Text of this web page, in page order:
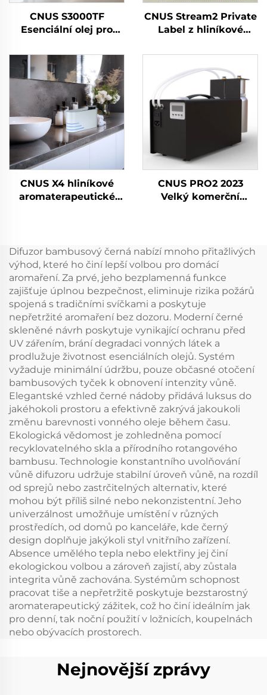
CNUS S3000TF
Esenciální olej pro
koupelnu/kancelář
HVAC osvěžovač
vzduchu vonný
difuzérový strojový
systém
CNUS Stream2 Private
Label z hliníkové
Flora Scent Oil Cold
Mist Bezdrátový
inteligentní WIFI
Aroma difuzér
CNUS X4 hliníkové
aromaterapeutické
olejový difuzér
bezvodý atomizér
CNUS PRO2 2023
Velký komerční
olejový osvěžovač
vzduchu Difuzér
Difuzor bambusový černá nabízí mnoho přitažlivých
výhod, které ho činí lepší volbou pro domácí
aromaření. Za prvé, jeho bezplamenná funkce
zajišťuje úplnou bezpečnost, eliminuje rizika požárů
spojená s tradičními svíčkami a poskytuje
nepřetržité aromaření bez dozoru. Moderní černé
skleněné návrh poskytuje vynikající ochranu před
UV zářením, brání degradaci vonných látek a
prodlužuje životnost esenciálních olejů. Systém
vyžaduje minimální údržbu, pouze občasné otočení
bambusových tyček k obnovení intenzity vůně.
Elegantské vzhled černé nádoby přidává luksus do
jakéhokoli prostoru a efektivně zakrývá jakoukoli
změnu barevnosti vonného oleje během času.
Ekologická vědomost je zohledněna pomocí
recyklovatelného skla a přírodního rotangového
bambusu. Technologie konstantního uvolňování
vůně difuzoru udržuje stabilní úroveň vůně, na rozdíl
od sprejů nebo zastrčitelných alternativ, které
mohou být příliš silné nebo nekonzistentní. Jeho
univerzálnost umožňuje umístění v různých
prostředích, od domů po kanceláře, kde černý
design doplňuje jakýkoli styl vnitřního zařízení.
Absence umělého tepla nebo elektřiny jej činí
ekologickou volbou a zároveň zajistí, aby zůstala
integrita vůně zachována. Systémům schopnost
pracovat tiše a nepřetržitě poskytuje bezstarostný
aromaterapeutický zážitek, což ho činí ideálním jak
pro denní, tak noční použití v ložnicích, koupelnách
nebo obývacích prostorech.
Nejnovější zprávy